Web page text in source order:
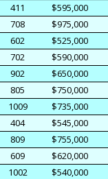
411
$595,000
708
$975,000
602
$525,000
702
$590,000
902
$650,000
805
$750,000
1009
$735,000
404
$545,000
809
$755,000
609
$620,000
1002
$540,000